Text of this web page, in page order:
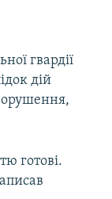
гвардії
дій
готові.